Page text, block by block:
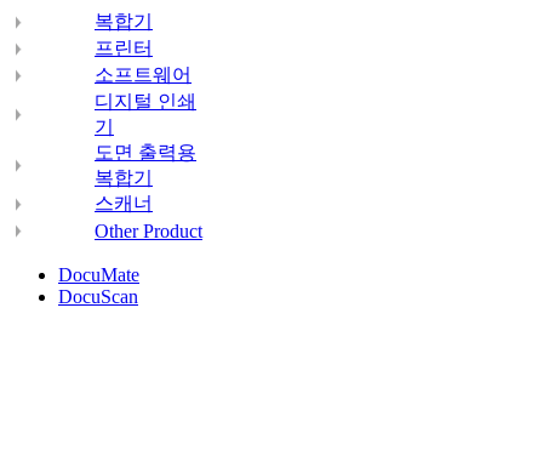
복합기
프린터
소프트웨어
디지털 인쇄
기
도면 출력용
복합기
스캐너
Other Product
DocuMate
DocuScan